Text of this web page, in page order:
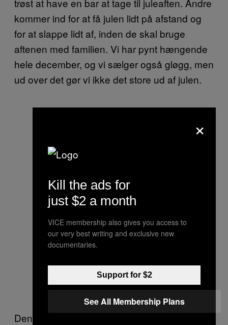
kommer ind for at få julen lidt på afstand og
for at slappe lidt af, inden de skal bruge
aftenen med familien. Vi har pynt hængende
hele december, og vi sælger også gløgg, men
ud over det gør vi ikke det store ud af julen.
Den 24. december er bare en stille og rolig
×
Kill the ads for
just $2 a month
VICE membership also gives you access to
our very best writing and exclusive new
documentaries.
Support for $2
See All Membership Plans